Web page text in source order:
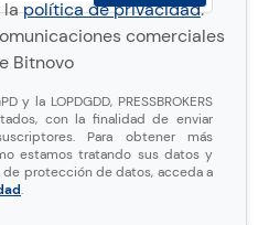
lapolítica de privacidad.
comerciales
Bitnovo
y la LOPDGDD, PRESSBROKERS
con la finalidad de enviar
Para obtener más
estamos tratando sus datos y
protección de datos, acceda a
.